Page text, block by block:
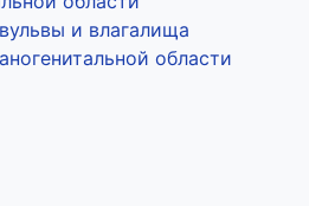
и влагалища
области